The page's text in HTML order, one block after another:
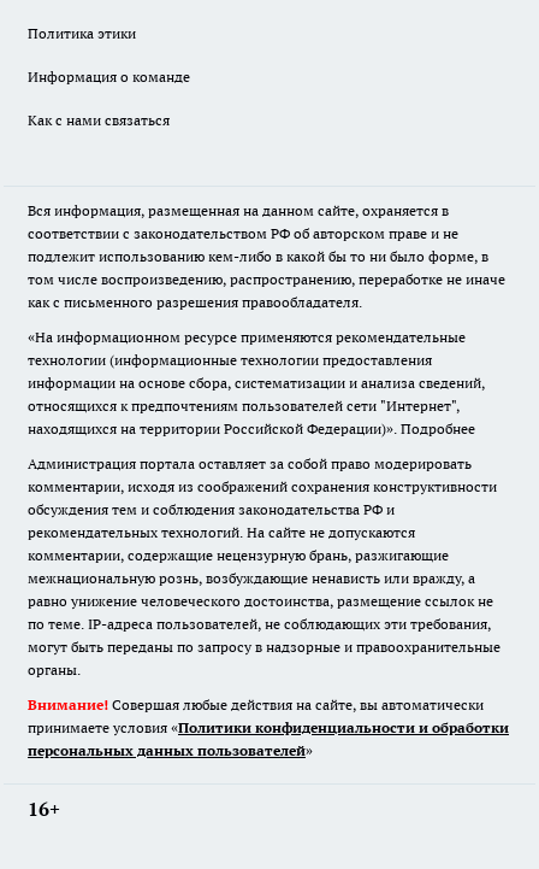
Политика этики
Информация о команде
Как с нами связаться
Вся информация, размещенная на данном сайте, охраняется в
соответствии с законодательством РФ об авторском праве и не
подлежит использованию кем-либо в какой бы то ни было форме, в
том числе воспроизведению, распространению, переработке не иначе
как с письменного разрешения правообладателя.
«На информационном ресурсе применяются рекомендательные
технологии (информационные технологии предоставления
информации на основе сбора, систематизации и анализа сведений,
относящихся к предпочтениям пользователей сети "Интернет",
находящихся на территории Российской Федерации)». Подробнее
Администрация портала оставляет за собой право модерировать
комментарии, исходя из соображений сохранения конструктивности
обсуждения тем и соблюдения законодательства РФ и
рекомендательных технологий. На сайте не допускаются
комментарии, содержащие нецензурную брань, разжигающие
межнациональную рознь, возбуждающие ненависть или вражду, а
равно унижение человеческого достоинства, размещение ссылок не
по теме. IP-адреса пользователей, не соблюдающих эти требования,
могут быть переданы по запросу в надзорные и правоохранительные
органы.
Внимание! Совершая любые действия на сайте, вы автоматически
принимаете условия «Политики конфиденциальности и обработки
персональных данных пользователей»
16+